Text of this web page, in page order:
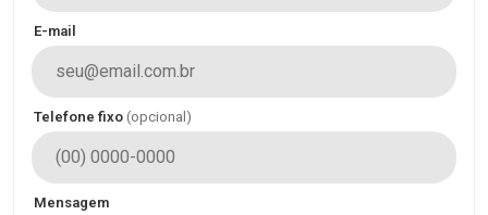
E-mail
Telefone fixo (opcional)
Mensagem